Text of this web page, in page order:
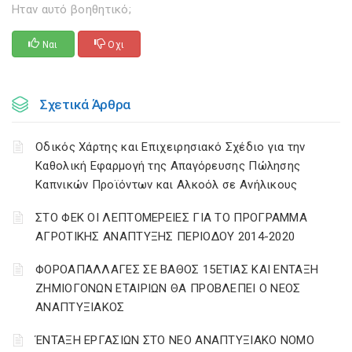
Ηταν αυτό βοηθητικό;
Ναι Οχι
Σχετικά Άρθρα
Οδικός Χάρτης και Επιχειρησιακό Σχέδιο για την
Καθολική Εφαρμογή της Απαγόρευσης Πώλησης
Καπνικών Προϊόντων και Αλκοόλ σε Ανήλικους
ΣΤΟ ΦΕΚ ΟΙ ΛΕΠΤΟΜΕΡΕΙΕΣ ΓΙΑ ΤΟ ΠΡΟΓΡΑΜΜΑ
ΑΓΡΟΤΙΚΗΣ ΑΝΑΠΤΥΞΗΣ ΠΕΡΙΟΔΟΥ 2014-2020
ΦΟΡΟΑΠΑΛΛΑΓΕΣ ΣΕ ΒΑΘΟΣ 15ΕΤΙΑΣ ΚΑΙ ΕΝΤΑΞΗ
ΖΗΜΙΟΓΟΝΩΝ ΕΤΑΙΡΙΩΝ ΘΑ ΠΡΟΒΛΕΠΕΙ Ο ΝΕΟΣ
ΑΝΑΠΤΥΞΙΑΚΟΣ
ΈΝΤΑΞΗ ΕΡΓΑΣΙΩΝ ΣΤΟ ΝΕΟ ΑΝΑΠΤΥΞΙΑΚΟ ΝΟΜΟ